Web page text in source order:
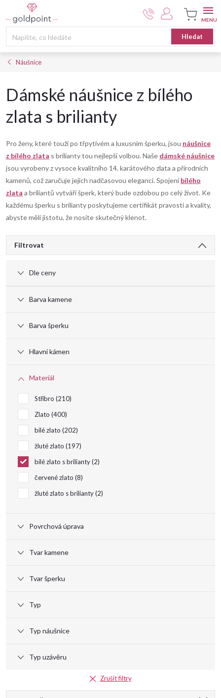
na
Hledat
Nákupní
košík
Náušnice
Dámské náušnice z bílého
zlata s brilianty
Pro ženy, které touží po třpytivém a luxusním šperku, jsou náušnice
z bílého zlata s brilianty tou nejlepší volbou. Naše dámské náušnice
jsou vyrobeny z vysoce kvalitního 14. karátového zlata a přírodních
kamenů, což zaručuje jejich nadčasovou eleganci. Spojení bílého
zlata a briliantů vytváří šperk, který bude ozdobou po celý život. Ke
každému šperku s brilianty poskytujeme certifikát pravosti a kvality,
abyste měli jistotu, že nosíte skutečný klenot.
Filtrovat
Dle ceny
Barva kamene
Barva šperku
Hlavní kámen
Materiál
Stříbro 210
Zlato 400
bílé zlato 202
žluté zlato 197
bílé zlato s brilianty 2
červené zlato 8
žluté zlato s brilianty 2
Povrchová úprava
Tvar kamene
Tvar šperku
Typ
Typ náušnice
Typ uzávěru
Zrušit filtry
V